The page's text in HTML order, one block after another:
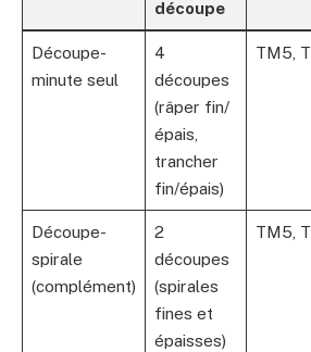
découpe
Découpe-
minute seul
4
découpes
(râper fin/
épais,
trancher
fin/épais)
TM5,
Découpe-
spirale
(complément)
2
découpes
(spirales
fines et
épaisses)
TM5,